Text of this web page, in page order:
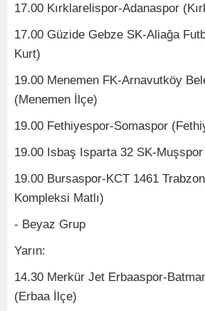
17.00 Kırklarelispor-Adanaspor
17.00 Güzide Gebze SK-Aliağa
Kurt)
19.00 Menemen FK-Arnavutköy
(Menemen İlçe)
19.00 Fethiyespor-Somaspor
19.00 Isbaş Isparta 32 SK-
19.00 Bursaspor-KCT 1461
Kompleksi Matlı)
- Beyaz Grup
Yarın:
14.30 Merkür Jet Erbaaspor-
(Erbaa İlçe)